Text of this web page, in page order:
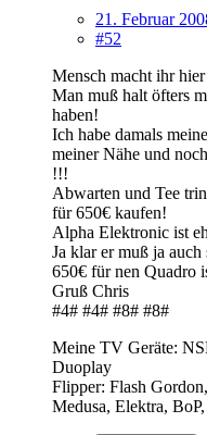
21. Februar
#52
Mensch macht ihr
Man muß halt öfters
haben!
Ich habe damals
meiner Nähe und
!!!
Abwarten und Tee
für 650€ kaufen!
Alpha Elektronic ist
Ja klar er muß ja
650€ für nen Quadro
Gruß Chris
#4# #4# #8# #8#
Meine TV Geräte:
Duoplay
Flipper: Flash
Medusa, Elektra,